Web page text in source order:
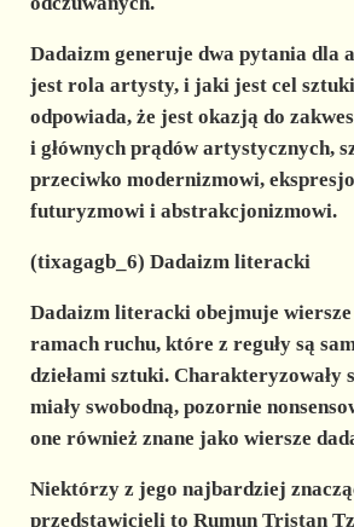
Dadaizm generuje dwa pytania dla
jest rola artysty,i jaki jest cel
odpowiada, że jest okazją do
i głównych prądów artystycznych,
przeciwko modernizmowi,
futuryzmowi i abstrakcjonizmowi.
(tixagagb_6) Dadaizm literacki
Dadaizm literacki obejmuje wiersze
ramach ruchu, które z reguły są
dziełami sztuki. Charakteryzowały
miały swobodną, pozornie
one również znane jako wiersze
Niektórzy z jego najbardziej
przedstawicieli to Rumun Tristan